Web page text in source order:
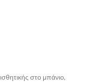
στο μπάνιο,